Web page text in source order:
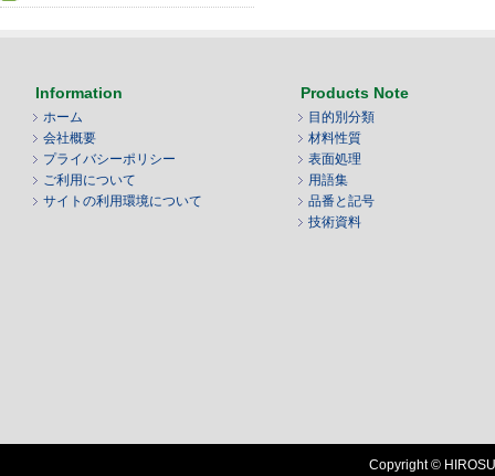
Information
ホーム
会社概要
プライバシーポリシー
ご利用について
サイトの利用環境について
Products Note
目的別分類
材料性質
表面処理
用語集
品番と記号
技術資料
Copyright ©